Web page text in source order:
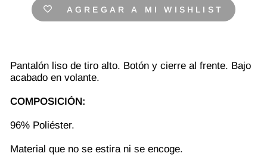
AGREGAR A MI WISHLIST
Pantalón liso de tiro alto. Botón y cierre al frente. Bajo
acabado en volante.
COMPOSICIÓN:
96% Poliéster.
Material que no se estira ni se encoge.